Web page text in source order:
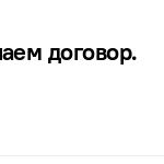
договор.